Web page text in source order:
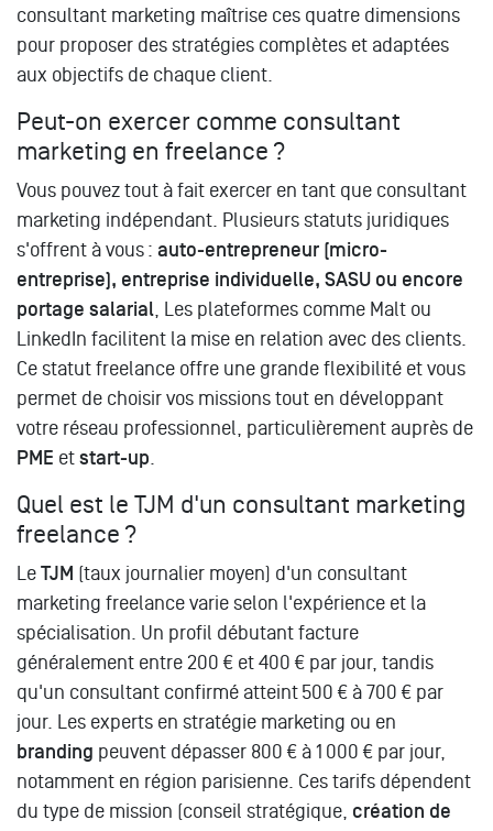
consultant marketing maîtrise ces quatre dimensions
pour proposer des stratégies complètes et adaptées
aux objectifs de chaque client.
Peut-on exercer comme consultant
marketing en freelance ?
Vous pouvez tout à fait exercer en tant que consultant
marketing indépendant. Plusieurs statuts juridiques
s'offrent à vous : auto-entrepreneur (micro-
entreprise), entreprise individuelle, SASU ou encore
portage salarial , Les plateformes comme Malt ou
LinkedIn facilitent la mise en relation avec des clients.
Ce statut freelance offre une grande flexibilité et vous
permet de choisir vos missions tout en développant
votre réseau professionnel, particulièrement auprès de
PME et start-up
Quel est le TJM d'un consultant marketing
freelance ?
Le TJM (taux journalier moyen) d'un consultant
marketing freelance varie selon l'expérience et la
spécialisation. Un profil débutant facture
généralement entre 200 € et 400 € par jour, tandis
qu'un consultant confirmé atteint 500 € à 700 € par
jour. Les experts en stratégie marketing ou en
branding peuvent dépasser 800 € à 1 000 € par jour,
notamment en région parisienne. Ces tarifs dépendent
du type de mission (conseil stratégique, création de